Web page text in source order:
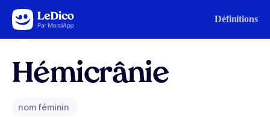
Aller au contenu Définitions
Hémicrânie
nom féminin